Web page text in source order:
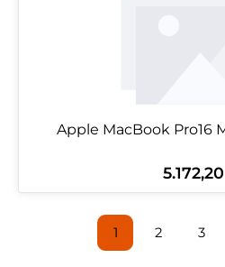
Apple MacBook Pro16
Regulärer
Seite
1
Seite
2
Seite
3